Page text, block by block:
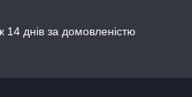
днів за домовленістю